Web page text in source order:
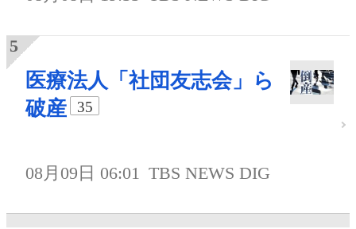
医療法人「社団友志会」ら
破産
35
08月09日 06:01 TBS NEWS DIG